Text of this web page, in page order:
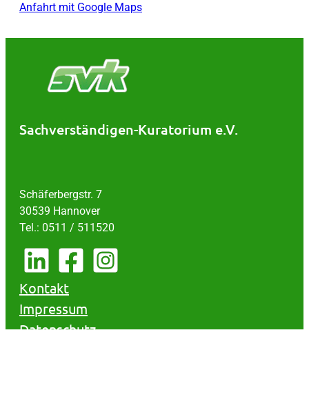
Anfahrt mit Google Maps
Sachverständigen-Kuratorium e.V.
Schäferbergstr. 7
30539 Hannover
Tel.: 0511 / 511520
Kontakt
Impressum
Datenschutz